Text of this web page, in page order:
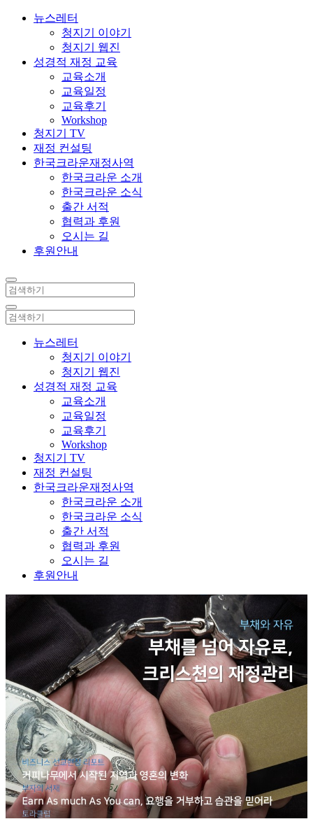
뉴스레터
청지기 이야기
청지기 웹진
성경적 재정 교육
교육소개
교육일정
교육후기
Workshop
청지기 TV
재정 컨설팅
한국크라운재정사역
한국크라운 소개
한국크라운 소식
출간 서적
협력과 후원
오시는 길
후원안내
뉴스레터
청지기 이야기
청지기 웹진
성경적 재정 교육
교육소개
교육일정
교육후기
Workshop
청지기 TV
재정 컨설팅
한국크라운재정사역
한국크라운 소개
한국크라운 소식
출간 서적
협력과 후원
오시는 길
후원안내